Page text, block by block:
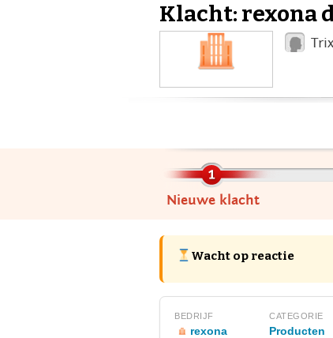
Klacht: rexona
Nieuwe klacht
Wacht op reactie
BEDRIJF
rexona
CATEGORIE
Producten